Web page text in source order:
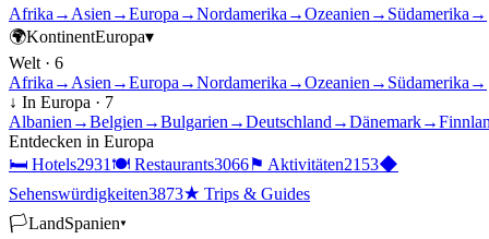
Afrika → Asien →Europa →Nordamerika →Ozeanien → Südamerika →
🌍KontinentEuropa▾
Welt · 6
Afrika → Asien →Europa →Nordamerika →Ozeanien → Südamerika →
↓ In Europa · 7
Albanien →Belgien →Bulgarien →Deutschland →Dänemark→
Entdecken in Europa
🛏 Hotels2931 🍽 Restaurants3066⚑ Aktivitäten2153◆
Sehenswürdigkeiten3873★ Trips & Guides
🏳LandSpanien▾